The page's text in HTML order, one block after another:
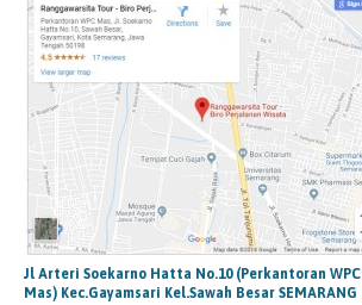
Jl Arteri Soekarno Hatta No.10 (Perkantoran WPC
Mas) Kec.Gayamsari Kel.Sawah Besar SEMARANG